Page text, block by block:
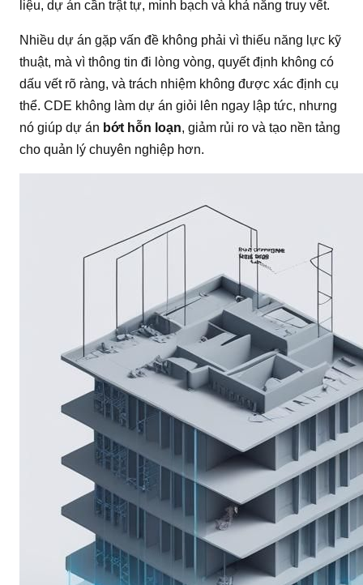
liệu, dự án cần trật tự, minh bạch và khả năng truy vết.
Nhiều dự án gặp vấn đề không phải vì thiếu năng lực kỹ
thuật, mà vì thông tin đi lòng vòng, quyết định không có
dấu vết rõ ràng, và trách nhiệm không được xác định cụ
thể. CDE không làm dự án giỏi lên ngay lập tức, nhưng
nó giúp dự án bớt hỗn loạn, giảm rủi ro và tạo nền tảng
cho quản lý chuyên nghiệp hơn.